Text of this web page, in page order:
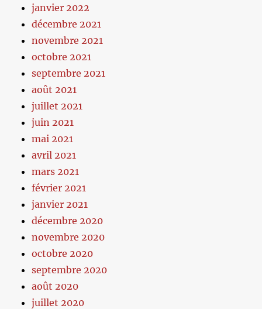
janvier 2022
décembre 2021
novembre 2021
octobre 2021
septembre 2021
août 2021
juillet 2021
juin 2021
mai 2021
avril 2021
mars 2021
février 2021
janvier 2021
décembre 2020
novembre 2020
octobre 2020
septembre 2020
août 2020
juillet 2020